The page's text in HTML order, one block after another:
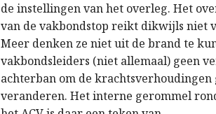
de instellingen van het overleg. Het
van de vakbondstop reikt dikwijls niet
Meer denken ze niet uit de brand te
vakbondsleiders (niet allemaal) geen
achterban om de
veranderen. Het interne gerommel